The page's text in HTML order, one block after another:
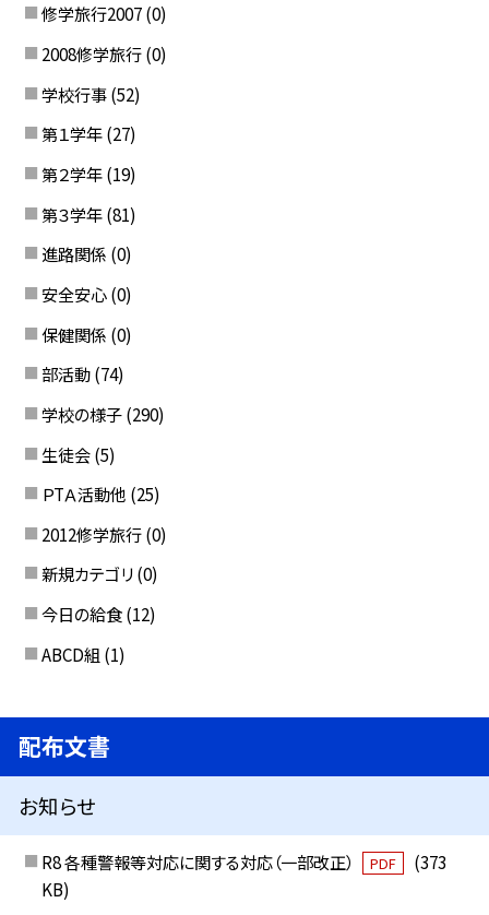
修学旅行2007 (0)
2008修学旅行 (0)
学校行事 (52)
第１学年 (27)
第２学年 (19)
第３学年 (81)
進路関係 (0)
安全安心 (0)
保健関係 (0)
部活動 (74)
学校の様子 (290)
生徒会 (5)
ＰTＡ活動他 (25)
2012修学旅行 (0)
新規カテゴリ (0)
今日の給食 (12)
ABCD組 (1)
配布文書
お知らせ
R8 各種警報等対応に関する対応（一部改正） PDF
(373
KB)